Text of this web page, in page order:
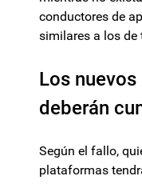
conductores de
similares a los de
Los
deberán
Según el fallo,
plataformas